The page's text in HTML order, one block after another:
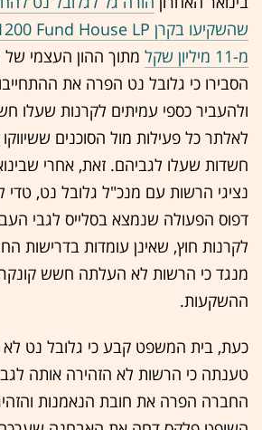
מ-11 מיליון שקל
מתוך ההון העצמי
הסבירו כי גלובל נט הפרה את
ולהעביר כספי עמיתים לקרנות שעלו
לאלתר כל פעילות מול הסוכנים
נציגי הרשות עם מנכ"ל גלובל נט, טדי
דפוס הפעולה שנמצא בסלייס לגבי
לקרנות חוץ, שאינן עומדות בדרישות
מנגד כי הרשות לא העלתה חשש
ההשקעות.
כעת, בית המשפט קבע כי גלובל נט לא
טענתה כי הרשות לא הזהירה אותה
החברה הפרה את חובת הנאמנות